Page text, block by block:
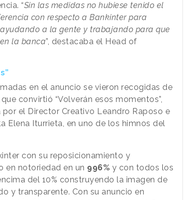
“Sin las medidas no hubiese tenido el
con respecto a Bankinter para
a la gente y trabajando para que
la banca”, destacaba el Head of
en el anuncio se vieron recogidas de
convirtió “Volverán esos momentos”,
el Director Creativo Leandro Raposo e
Elena Iturrieta, en uno de los himnos del
con su reposicionamiento y
en notoriedad en un 996% y con todos los
del 10% construyendo la imagen de
y transparente. Con su anuncio en